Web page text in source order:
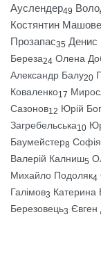
Ауслендер49
Костянтин
Прозапас35 Денис
Береза24 Олена
Александр Балу20
Коваленко17
Сазонов12 Юрій
Загребельська10
Баумейстер8
Валерій Калниш5
Михайло Подоляк4
Галімов3 Катерина
Березовець3 Євген